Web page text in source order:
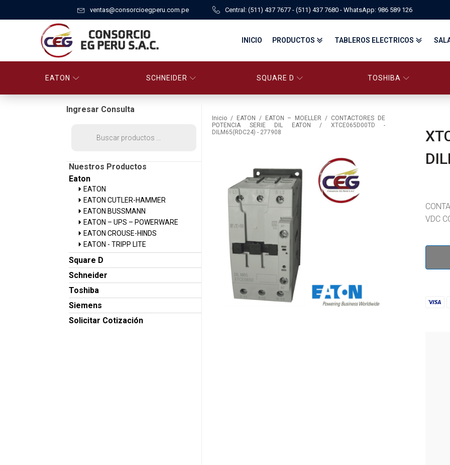
ventas@consorcioegperu.com.pe Central: (511) 437 7677 - (511) 437 7680 - WhatsApp: 986 589 126
INICIO PRODUCTOS
INTERRUPTORES TERMOMAGNÉTICOS
MANDO, SEÑALIZACIÓN Y CONTROL
TRANSFORMADORES
UPS
TABLEROS ELECTRICOS
PANELBOARD, TABLEROS ELÉCTRICOS
EATON SCHNEIDER SQUARE D TOSHIBA
Ingresar Consulta
Nuestros Productos
Eaton
EATON
EATON CUTLER-HAMMER
EATON BUSSMANN
EATON – UPS – POWERWARE
EATON CROUSE-HINDS
EATON - TRIPP LITE
Square D
Schneider
Toshiba
Siemens
Solicitar Cotización
Inicio / EATON / EATON – MOELLER / CONTACTORES DE
POTENCIA SERIE DIL EATON
/ XTCE065D00TD -
DILM65(RDC24) - 277908
VDC